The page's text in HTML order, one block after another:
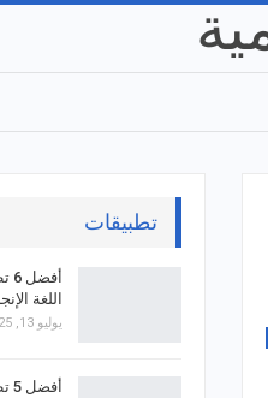
تطبيقات
اللغة
يوليو 13, 2025